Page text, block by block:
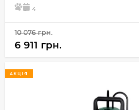
5 4
10 076 грн.
6 911 грн.
АКЦІЯ